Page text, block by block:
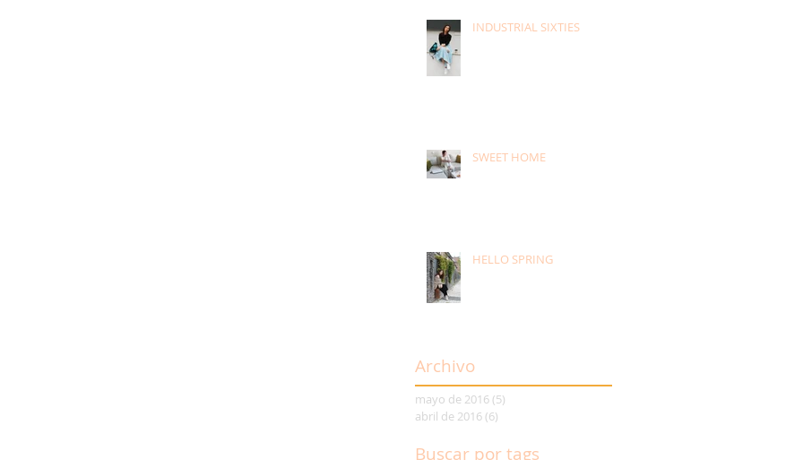
INDUSTRIAL SIXTIES
SWEET HOME
HELLO SPRING
Archivo
mayo de 2016 (5)
abril de 2016 (6)
Buscar por tags